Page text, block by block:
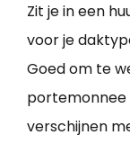
Zit je in een
voor je
Goed om te
portemonnee
verschijnen